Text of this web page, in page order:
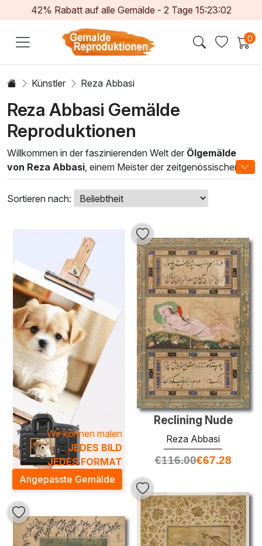
42% Rabatt auf alle Gemälde -2 Tage 15:23:01
0
Künstler Reza Abbasi
Reza Abbasi Gemälde
Reproduktionen
Willkommen in der faszinierenden Welt der Ölgemälde
von Reza Abbasi , einem Meister der zeitgenössischen
Malerei, der traditionelle Techniken mit modernem Flair
verbindet. Jedes Kunstwerk erzählt eine lebendige
Geschichte und fängt die Essenz von Schönheit und
Emotionen ein. Die lebendigen Farben und feinen Details
der Ölgemälde schaffen eine atmosphärische Kulisse, die
jeden Raum in eine Oase der Inspiration verwandelt.
Ölgemälde von Reza Abbasi zeichnen sich durch
meisterhafte Pinselstriche und eine harmonische
Komposition aus, die sowohl zeitlos als auch modern wirkt.
Jedes Stück ist ein einzigartiges Kunstwerk, das nicht nur
ästhetisch ansprechend ist, sondern auch eine besondere
Tiefe vermittelt. Lassen Sie sich von der künstlerischen
Atmosphäre verzaubern und bereichern Sie Ihr Zuhause
mit einem dieser exklusiven Werke, die sowohl ruhige
Eleganz als auch dynamische Energie ausstrahlen.
Sortieren nach:
Wir können malen
JEDES BILD
JEDES FORMAT
Angepasste Gemälde
Reclining Nude
Reza Abbasi
€116.00€67.28